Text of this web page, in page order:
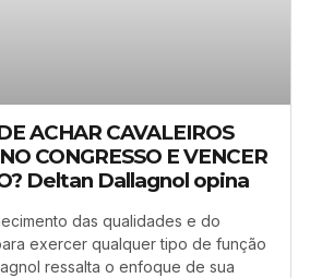
ACHAR CAVALEIROS
CONGRESSO E VENCER
Deltan Dallagnol opina
das qualidades e do
exercer qualquer tipo de função
ressalta o enfoque de sua